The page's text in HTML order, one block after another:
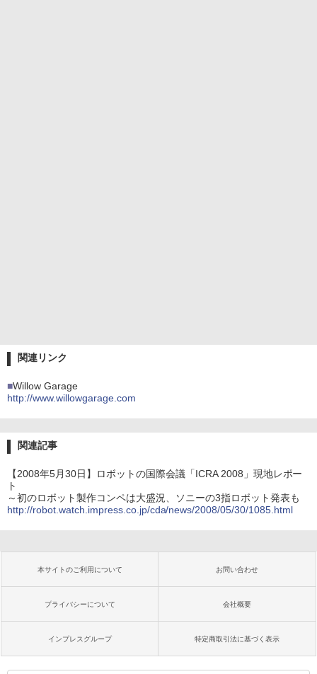
関連リンク
■Willow Garage
http://www.willowgarage.com
関連記事
【2008年5月30日】ロボットの国際会議「ICRA 2008」現地レポー
ト
～初のロボット製作コンペは大盛況、ソニーの3指ロボット発表も
http://robot.watch.impress.co.jp/cda/news/2008/05/30/1085.html
本サイトのご利用について お問い合わせ
プライバシーについて 会社概要
インプレスグループ 特定商取引法に基づく表示